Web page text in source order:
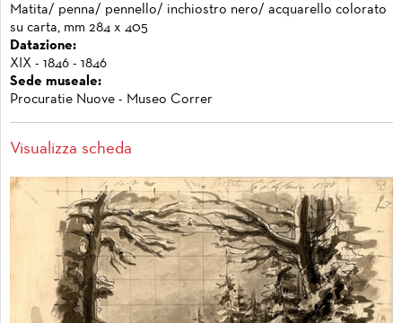
Matita/ penna/ pennello/ inchiostro nero/ acquarello colorato
su carta, mm 284 x 405
Datazione:
XIX - 1846 - 1846
Sede museale:
Procuratie Nuove - Museo Correr
Visualizza scheda